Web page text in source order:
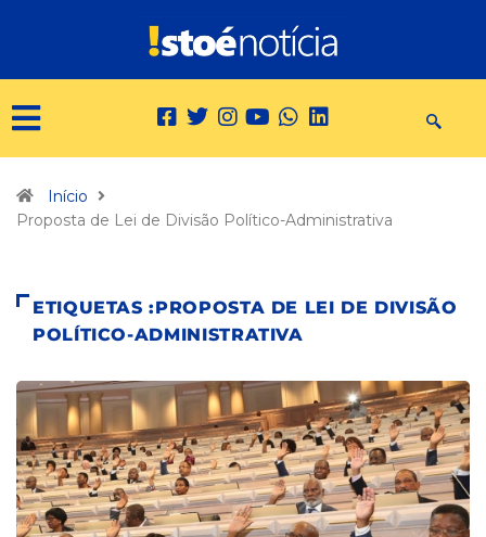
Início
Proposta de Lei de Divisão Político-Administrativa
ETIQUETAS :PROPOSTA DE LEI DE DIVISÃO
POLÍTICO-ADMINISTRATIVA